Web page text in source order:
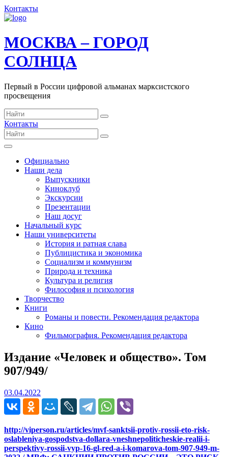
Контакты
МОСКВА – ГОРОД
СОЛНЦА
Первый в России цифровой альманах марксистского
просвещения
Контакты
Официально
Наши дела
Выпускники
Киноклуб
Экскурсии
Презентации
Наш досуг
Начальный курс
Наши университеты
История и ратная слава
Публицистика и экономика
Социализм и коммунизм
Природа и техника
Культура и религия
Философия и психология
Творчество
Книги
Романы и повести. Рекомендация редактора
Кино
Фильмография. Рекомендация редактора
Издание «Человек и общество». Том
907/949/
03.04.2022
http://viperson.ru/articles/mvf-sanktsii-protiv-rossii-eto-risk-
oslableniya-gospodstva-dollara-vneshnepoliticheskie-realii-i-
perspektivy-rossii-vyp-16-gl-red-a-i-komarova-tom-907-949-m-